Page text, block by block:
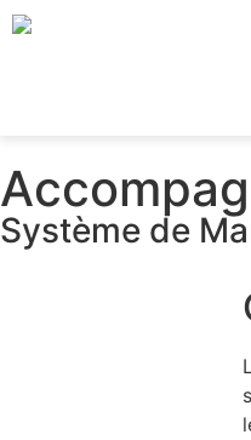
Système de